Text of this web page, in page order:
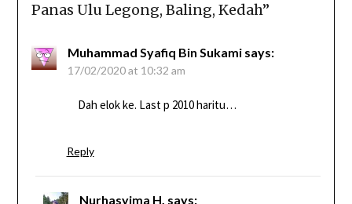
Panas Ulu Legong, Baling, Kedah”
Muhammad Syafiq Bin Sukami says:
17/02/2020 at 10:32 am
Dah elok ke. Last p 2010 haritu…
Reply
Nurhasyima H. says: